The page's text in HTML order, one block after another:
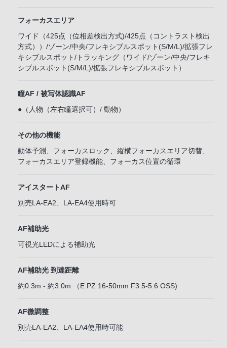
フォーカスエリア
ワイド（425点（位相差検出方式)/425点（コントラスト検出
方式））/ゾーン/中央/フレキシブルスポット(S/M/L)/拡張フレ
キシブルスポット/トラッキング（ワイド/ゾーン/中央/フレキ
シブルスポット(S/M/L)/拡張フレキシブルスポット）
瞳AF / 被写体認識AF
●（人物（左右瞳選択可）/ 動物）
その他の機能
動体予測、フォーカスロック、縦横フォーカスエリア切替、
フォーカスエリア登録機能、フォーカス位置の循環
アイスタートAF
別売LA-EA2、LA-EA4使用時可
AF補助光
可視光LEDによる補助光
AF補助光 到達距離
約0.3m - 約3.0m （E PZ 16-50mm F3.5-5.6 OSS)
AF微調整
別売LA-EA2、LA-EA4使用時可能